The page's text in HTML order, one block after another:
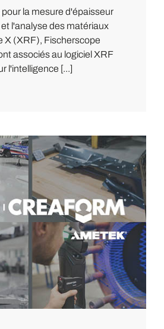
la mesure d'épaisseur
l'analyse des matériaux
X (XRF), Fischerscope
associés au logiciel XRF
l'intelligence [...]